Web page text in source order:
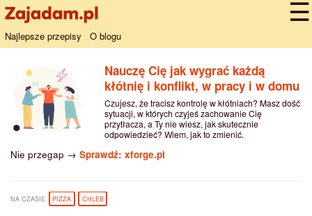
Najlepsze przepisy O blogu
Nauczę Cię jak wygrać każdą
kłótnię i konflikt, w pracy i w domu
Czujesz, że tracisz kontrolę w kłótniach? Masz dość
sytuacji, w których czyjeś zachowanie Cię
przytłacza, a Ty nie wiesz, jak skutecznie
odpowiedzieć? Wiem, jak to zmienić.
Nie przegap → Sprawdź: xforge.pl
NA CZASIE PIZZA CHLEB